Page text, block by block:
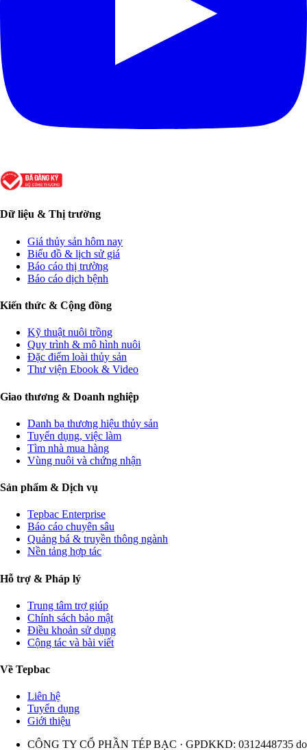
Dữ liệu & Thị trường
Giá thủy sản hôm nay
Biểu đồ & lịch sử giá
Báo cáo thị trường
Báo cáo dịch bệnh
Kiến thức & Cộng đồng
Kỹ thuật nuôi trồng
Quy trình & mô hình nuôi
Đặc điểm loài thủy sản
Thư viện Ebook & Video
Giao thương & Doanh nghiệp
Danh bạ thương hiệu thủy sản
Tuyển dụng, việc làm
Tìm nhà mua hàng
Vùng nuôi và chứng nhận
Sản phẩm & Dịch vụ
Tepbac Enterprise
Báo cáo chuyên sâu
Quảng bá & truyền thông ngành
Nền tảng hợp tác
Hỗ trợ & Pháp lý
Trung tâm trợ giúp
Chính sách bảo mật
Điều khoản sử dụng
Cộng tác và bài viết
Về Tepbac
Liên hệ
Tuyển dụng
Giới thiệu
CÔNG TY CỔ PHẦN TÉP BẠC · GPDKKD: 0312448735 do